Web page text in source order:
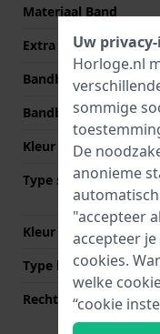
Materiaal Band
Extra info
Bandbreedte
Bandbreedte bij
Kleur Band
Type sluiting
Kleur sluiting
Type bevestiging
Rechte bandaanzet
Uw
Horloge.nl
sommige
De
anonieme
"accepteer
accepteer
cookies.
welke
“cookie